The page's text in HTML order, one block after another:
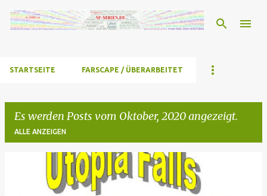
Direkt zum Hauptbereich
STARTSEITE FARSCAPE / ÜBERARBEITET
Es werden Posts vom Oktober, 2020 angezeigt.
ALLE ANZEIGEN